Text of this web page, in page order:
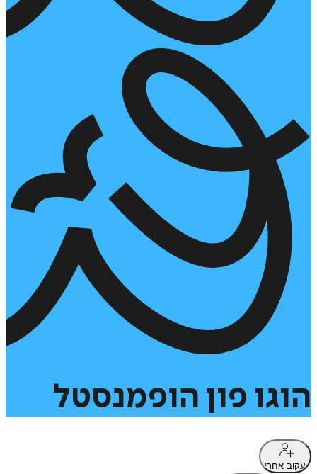
הוגו פון הופמנסטל
עקוב אחרי